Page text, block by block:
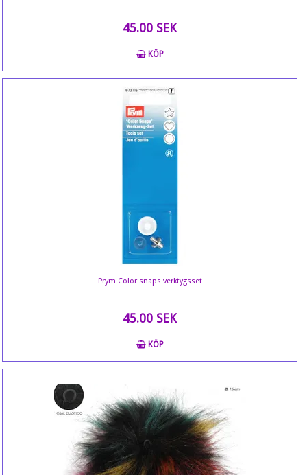
45.00 SEK
KÖP
Prym Color snaps verktygsset
45.00 SEK
KÖP